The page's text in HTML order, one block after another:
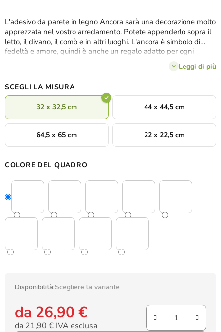
L'adesivo da parete in legno Ancora sarà una decorazione molto
apprezzata nel vostro arredamento. Potete appenderlo sopra il
letto, il divano, il comò e in altri luoghi. L'ancora è simbolo di
fedeltà e amore, quindi è anche un regalo adatto per ogni
Leggi di più
SCEGLI LA MISURA
32 x 32,5 cm 44 x 44,5 cm
64,5 x 65 cm 22 x 22,5 cm
COLORE DEL QUADRO
Disponibilità:Scegliere la variante
da 26,90 €
da 21,90 € IVA esclusa